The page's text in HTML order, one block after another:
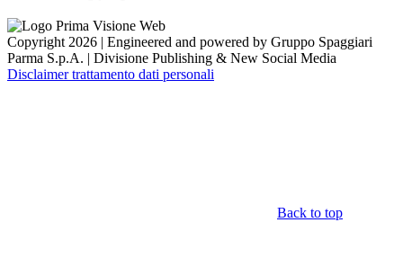
Copyright 2026 | Engineered and powered by Gruppo Spaggiari
Parma S.p.A. | Divisione Publishing & New Social Media
Disclaimer trattamento dati personali
Back to top